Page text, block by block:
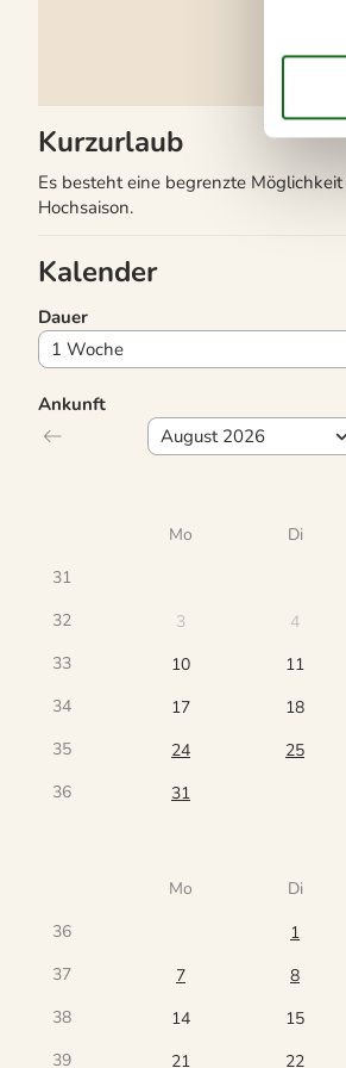
Kurzurlaub
Es besteht eine begrenzte
Hochsaison.
Kalender
Ankunft
Mo
Di
31
32
3 4
33
10 11
34
17 18
35
24 25
36
31
Mo
Di
36
1
37
7 8
38
14 15
39
21 22
Dauer